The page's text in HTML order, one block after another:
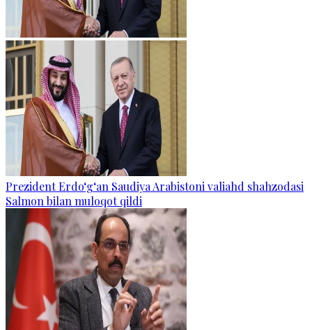
Prezident Erdo‘g‘an Saudiya Arabistoni valiahd shahzodasi
Salmon bilan muloqot qildi